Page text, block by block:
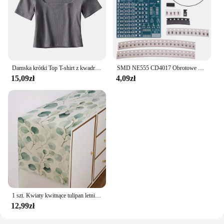
Damska krótki Top T-shirt z kwadratowym dekoltem
15,09zł
SMD NE555 CD4017 Obrotowe komponenty LED SMT LQFP44 Płytka do ćwiczeń lutowania Obwody elektroniczne Zestaw szkoleniowy Zestaw do samodzielnego montażu
4,09zł
1 szt. Kwiaty kwitnące tulipan letni bieżnik na stół 13 "x 72" sezon ślubny wakacje kuchnia dekoracja stołu do jadalni, strona główna wystrój wnętrz
12,99zł